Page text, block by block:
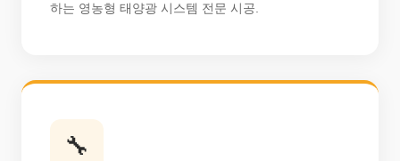
하는 영농형 태양광 시스템 전문 시공.
🔧